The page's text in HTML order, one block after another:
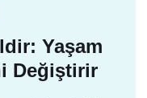
Yaşam
Değiştirir